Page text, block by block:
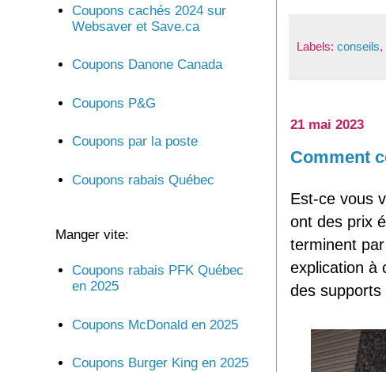
Labels: conseils,
21 mai 2023
Comment
Est-ce vous
ont des prix
terminent par
explication à
des supports
Coupons cachés 2024 sur
Websaver et Save.ca
Coupons Danone Canada
Coupons P&G
Coupons par la poste
Coupons rabais Québec
Manger vite:
Coupons rabais PFK Québec
en 2025
Coupons McDonald en 2025
Coupons Burger King en 2025